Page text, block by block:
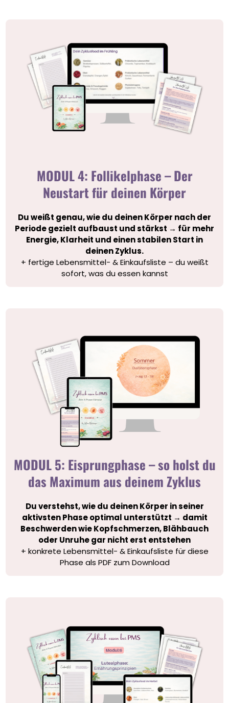
MODUL 4: Follikelphase – Der
Neustart für deinen Körper
Du weißt genau, wie du deinen Körper nach der
Periode gezielt aufbaust und stärkst → für mehr
Energie, Klarheit und einen stabilen Start in
deinen Zyklus.
+ fertige Lebensmittel- & Einkaufsliste – du weißt
sofort, was du essen kannst
MODUL 5: Eisprungphase – so holst du
das Maximum aus deinem Zyklus
Du verstehst, wie du deinen Körper in seiner
aktivsten Phase optimal unterstützt → damit
Beschwerden wie Kopfschmerzen, Blähbauch
oder Unruhe gar nicht erst entstehen
+ konkrete Lebensmittel- & Einkaufsliste für diese
Phase als PDF zum Download